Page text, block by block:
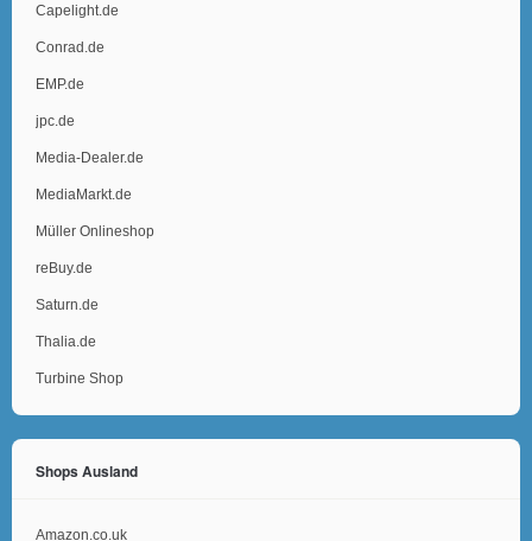
Capelight.de
Conrad.de
EMP.de
jpc.de
Media-Dealer.de
MediaMarkt.de
Müller Onlineshop
reBuy.de
Saturn.de
Thalia.de
Turbine Shop
Shops Ausland
Amazon.co.uk